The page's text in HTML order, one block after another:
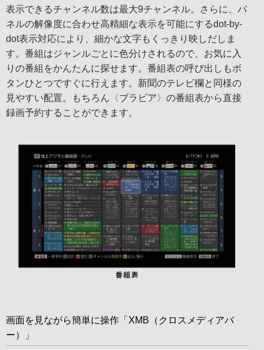
表示できるチャンネル数は最大9チャンネル。さらに、パ
ネルの解像度に合わせ高精細な表示を可能にするdot-by-
dot表示対応により、細かな文字もくっきり映しだしま
す。番組はジャンルごとに色分けされるので、お気に入
りの番組をかんたんに探せます。番組表の呼び出しもボ
タンひとつですぐに行えます。新聞のテレビ欄と同様の
見やすい配置。もちろん〈ブラビア〉の番組表から直接
録画予約することができます。
画面を見ながら簡単に操作「XMB（クロスメディアバ
ー）」